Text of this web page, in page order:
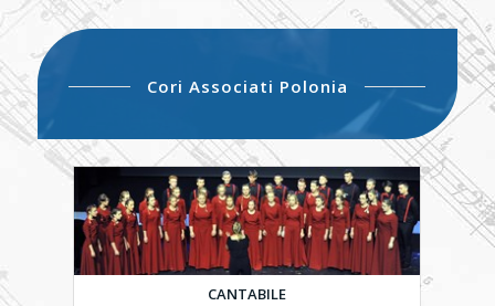
Cori Associati Polonia
CANTABILE